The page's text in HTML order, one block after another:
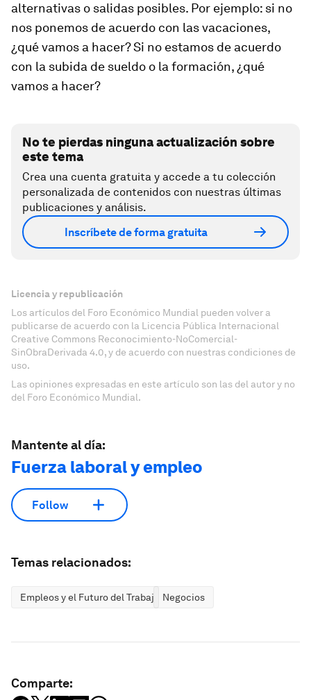
alternativas o salidas posibles. Por ejemplo: si no
nos ponemos de acuerdo con las vacaciones,
¿qué vamos a hacer? Si no estamos de acuerdo
con la subida de sueldo o la formación, ¿qué
vamos a hacer?
No te pierdas ninguna actualización sobre
este tema
Crea una cuenta gratuita y accede a tu colección
personalizada de contenidos con nuestras últimas
publicaciones y análisis.
Inscríbete de forma gratuita
Licencia y republicación
Los artículos del Foro Económico Mundial pueden volver a
publicarse de acuerdo con la Licencia Pública Internacional
Creative Commons Reconocimiento-NoComercial-
SinObraDerivada 4.0, y de acuerdo con nuestras condiciones de
uso.
Las opiniones expresadas en este artículo son las del autor y no
del Foro Económico Mundial.
Mantente al día:
Fuerza laboral y empleo
Follow
Temas relacionados:
Empleos y el Futuro del Trabajo Negocios
Comparte: